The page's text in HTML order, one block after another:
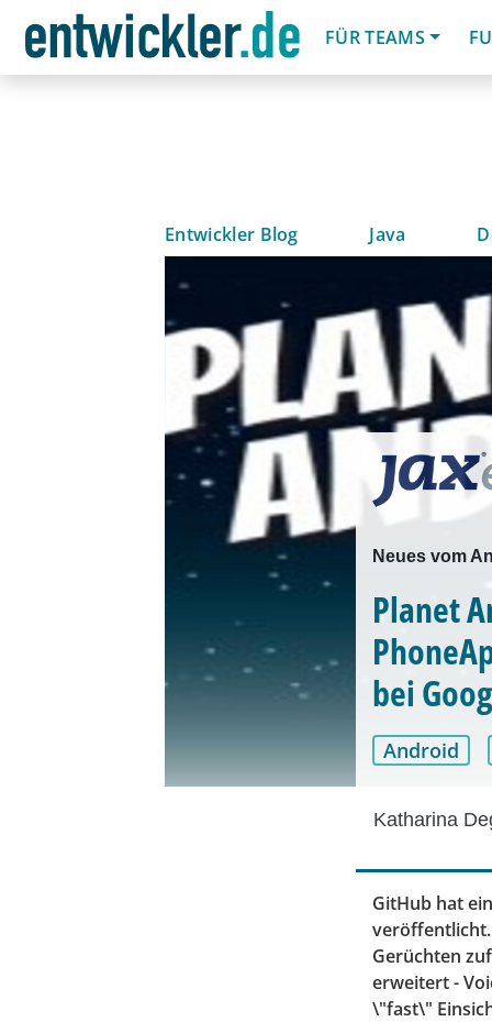
FÜR TEAMS
Entwickler Blog Java
Neues vom
Planet
bei
Android
Katharina
GitHub hat
veröffentlicht.
Gerüchten
erweitert -
\"fast\"